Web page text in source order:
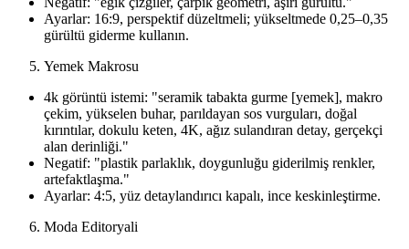
Ayarlar: 16:9, perspektif düzeltmeli; yükseltmede 0,25–0,35
gürültü giderme kullanın.
Yemek Makrosu
4k görüntü istemi: "seramik tabakta gurme [yemek], makro
çekim, yükselen buhar, parıldayan sos vurguları, doğal
kırıntılar, dokulu keten, 4K, ağız sulandıran detay, gerçekçi
alan derinliği."
Negatif: "plastik parlaklık, doygunluğu giderilmiş renkler,
artefaktlaşma."
Ayarlar: 4:5, yüz detaylandırıcı kapalı, ince keskinleştirme.
Moda Editoryali